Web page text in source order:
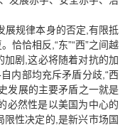
展规律本身的否定,有限抵
恰恰相反,“东”“西”之间越
加剧,这必将随着对抗的加
内部均充斥矛盾分歧,“西
发展的主要矛盾之一就是
必然性是以美国为中心的
性决定的,是新兴市场国